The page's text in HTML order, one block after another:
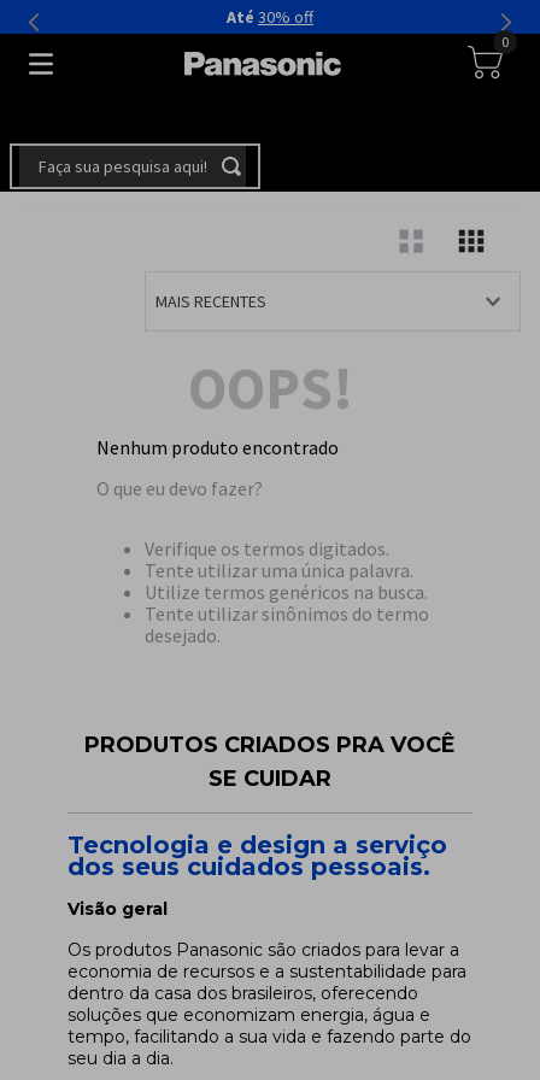
Até 30% off
0
Faça sua pesquisa aqui!
MAIS RECENTES
OOPS!
Nenhum produto encontrado
O que eu devo fazer?
Verifique os termos digitados.
Tente utilizar uma única palavra.
Utilize termos genéricos na busca.
Tente utilizar sinônimos do termo
desejado.
PRODUTOS CRIADOS PRA VOCÊ
SE CUIDAR
Tecnologia e design a serviço
dos seus cuidados pessoais.
Visão geral
Os produtos Panasonic são criados para levar a
economia de recursos e a sustentabilidade para
dentro da casa dos brasileiros, oferecendo
soluções que economizam energia, água e
tempo, facilitando a sua vida e fazendo parte do
seu dia a dia.